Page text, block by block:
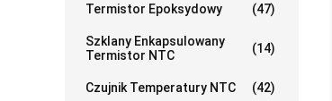
Termistor Epoksydowy (47)
Szklany Enkapsulowany
Termistor NTC
(14)
Czujnik Temperatury NTC (42)